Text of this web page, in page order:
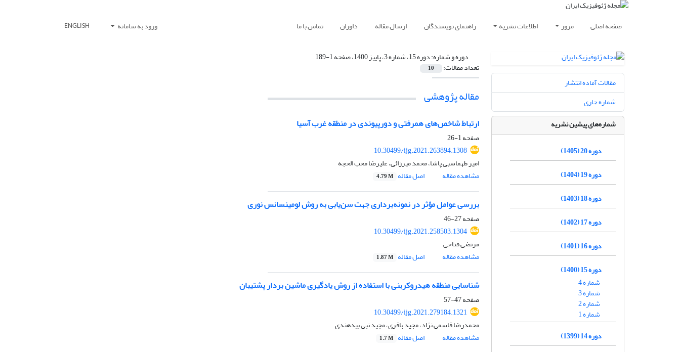
صفحه اصلی مرور اطلاعات نشریه راهنمای نویسندگان ارسال مقاله داوران تماس با ما ورود به سامانه ENGLISH
دوره و شماره:دوره 15، شماره 3، پاییز 1400، صفحه 1-189
تعداد مقالات: 10
مقاله پژوهشی‌
ارتباط شاخص‌های همرفتی و دورپیوندی در منطقه غرب آسیا
صفحه1-26
10.30499/ijg.2021.263894.1308
امیر طهماسبی پاشا، محمد میرزائی، علیرضا محب الحجه
مشاهده مقاله
اصل مقاله 4.79 M
بررسی عوامل مؤثر در نمونه‌برداری جهت سن‌یابی به روش لومینسانس نوری
صفحه27-46
10.30499/ijg.2021.258503.1304
مرتضی فتاحی
مشاهده مقاله
اصل مقاله 1.87 M
شناسایی منطقه هیدروکربنی با استفاده از روش یادگیری ماشین بردار پشتیبان
صفحه47-57
10.30499/ijg.2021.279184.1321
محمدرضا قاسمی نژاد، مجید باقری، مجید نبی بیدهندی
مشاهده مقاله
اصل مقاله 1.7 M
مقالات آماده انتشار
شماره جاری
شماره‌های پیشین نشریه
دوره 20 (1405)
دوره 19 (1404)
دوره 18 (1403)
دوره 17 (1402)
دوره 16 (1401)
دوره 15 (1400)
شماره 4
شماره 3
شماره 2
شماره 1
دوره 14 (1399)